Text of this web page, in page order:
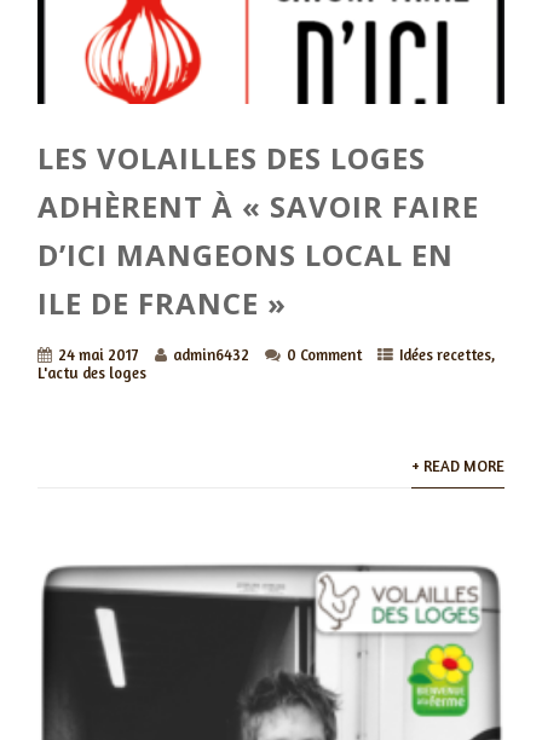
LES VOLAILLES DES LOGES
ADHÈRENT À « SAVOIR FAIRE
D’ICI MANGEONS LOCAL EN
ILE DE FRANCE »
24 mai 2017 admin6432 0 Comment Idées recettes,
L'actu des loges
+ READ MORE